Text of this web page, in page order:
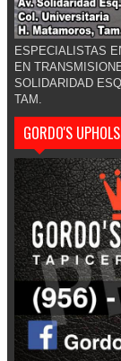
ESPECIALISTAS
EN
SOLIDARIDAD
TAM.
GORDO'S